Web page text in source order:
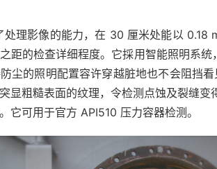
理影像的能力，在 30 厘米处能以 0.18
距的检查详细程度。它採用智能照明系
尘的照明配置容许穿越脏地也不会阻挡
显粗糙表面的纹理，令检测点蚀及裂缝
它可用于官方 API510 压力容器检测。